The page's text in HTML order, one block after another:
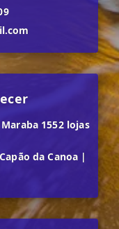
1552 lojas
Capão da Canoa |